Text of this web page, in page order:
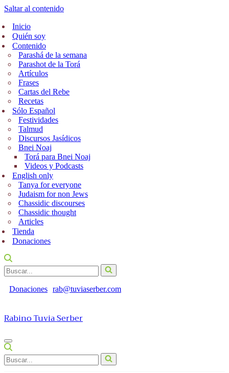
Saltar al contenido
Inicio
Quién soy
Contenido
Parashá de la semana
Parashot de la Torá
Artículos
Frases
Cartas del Rebe
Recetas
Sólo Español
Festividades
Talmud
Discursos Jasídicos
Bnei Noaj
Torá para Bnei Noaj
Videos y Podcasts
English only
Tanya for everyone
Judaism for non Jews
Chassidic discourses
Chassidic thought
Articles
Tienda
Donaciones
Buscar...
Donaciones rab@tuviaserber.com
Rabino Tuvia Serber
Menú
de
navegación
Buscar...